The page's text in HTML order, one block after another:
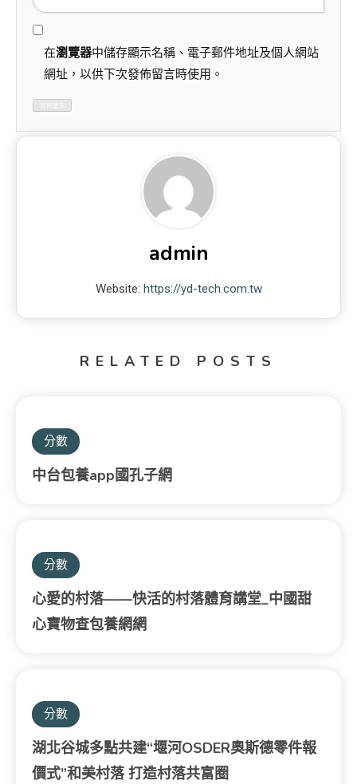
在瀏覽器中儲存顯示名稱、電子郵件地址及個人網站
網址，以供下次發佈留言時使用。
admin
Website: https://yd-tech.com.tw
RELATED POSTS
分數
中台包養app國孔子網
分數
心愛的村落——快活的村落體育講堂_中國甜
心寶物查包養網網
分數
湖北谷城多點共建“堰河OSDER奧斯德零件報
價式”和美村落 打造村落共富圈